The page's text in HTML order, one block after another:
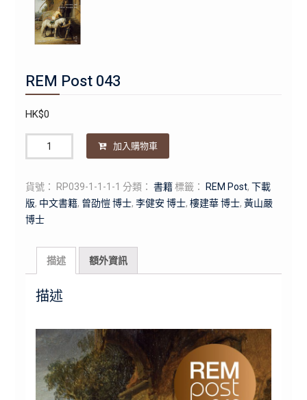
REM Post 043
HK$0
量
加入購物車
貨號： RP039-1-1-1-1 分類： 書籍 標籤： REM Post, 下載
版, 中文書籍, 曾劭愷 博士, 李健安 博士, 樓建華 博士, 黃山嚴
博士
描述 額外資訊
描述